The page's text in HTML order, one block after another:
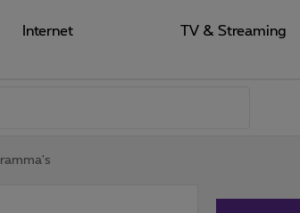
Internet TV & Streaming